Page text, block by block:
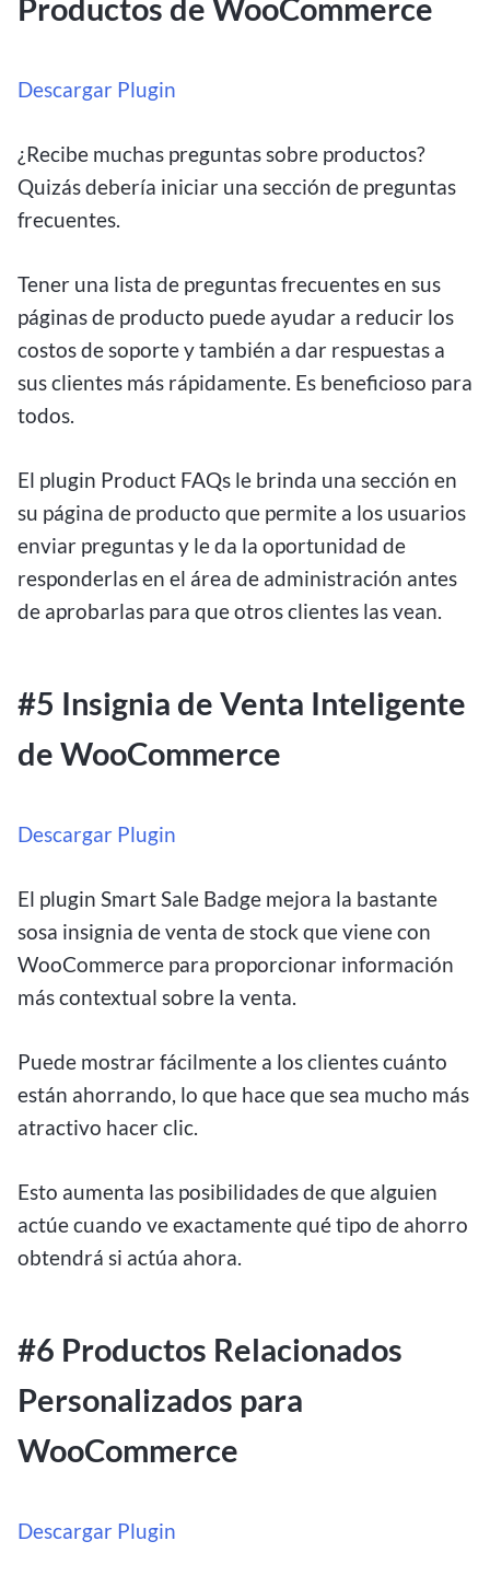
Productos de WooCommerce
Descargar Plugin
¿Recibe muchas preguntas sobre productos?
Quizás debería iniciar una sección de preguntas
frecuentes.
Tener una lista de preguntas frecuentes en sus
páginas de producto puede ayudar a reducir los
costos de soporte y también a dar respuestas a
sus clientes más rápidamente. Es beneficioso para
todos.
El plugin Product FAQs le brinda una sección en
su página de producto que permite a los usuarios
enviar preguntas y le da la oportunidad de
responderlas en el área de administración antes
de aprobarlas para que otros clientes las vean.
#5 Insignia de Venta Inteligente
de WooCommerce
Descargar Plugin
El plugin Smart Sale Badge mejora la bastante
sosa insignia de venta de stock que viene con
WooCommerce para proporcionar información
más contextual sobre la venta.
Puede mostrar fácilmente a los clientes cuánto
están ahorrando, lo que hace que sea mucho más
atractivo hacer clic.
Esto aumenta las posibilidades de que alguien
actúe cuando ve exactamente qué tipo de ahorro
obtendrá si actúa ahora.
#6 Productos Relacionados
Personalizados para
WooCommerce
Descargar Plugin